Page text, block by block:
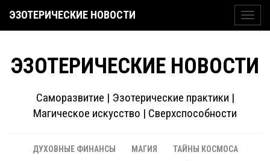
ЭЗОТЕРИЧЕСКИЕ НОВОСТИ
ЭЗОТЕРИЧЕСКИЕ НОВОСТИ
Саморазвитие | Эзотерические практики |
Магическое искусство | Сверхспособности
ДУХОВНЫЕ ФИНАНСЫ МАГИЯ
ТАЙНЫ КОСМОСА